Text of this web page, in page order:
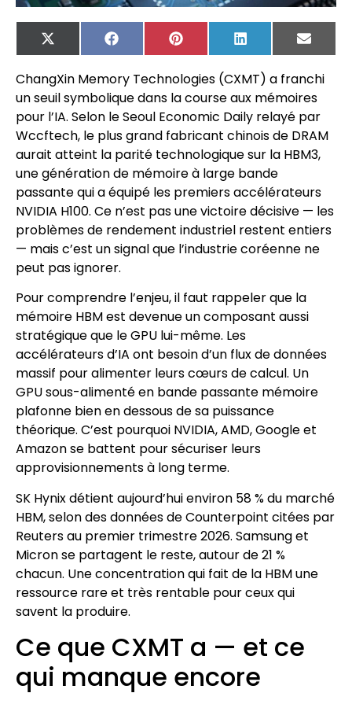
X
(Twitter)
FacebookPinterest LinkedIn
Email
ChangXin Memory Technologies (CXMT) a franchi
un seuil symbolique dans la course aux mémoires
pour l’IA. Selon le Seoul Economic Daily relayé par
Wccftech, le plus grand fabricant chinois de DRAM
aurait atteint la parité technologique sur la HBM3,
une génération de mémoire à large bande
passante qui a équipé les premiers accélérateurs
NVIDIA H100. Ce n’est pas une victoire décisive — les
problèmes de rendement industriel restent entiers
— mais c’est un signal que l’industrie coréenne ne
peut pas ignorer.
Pour comprendre l’enjeu, il faut rappeler que la
mémoire HBM est devenue un composant aussi
stratégique que le GPU lui-même. Les
accélérateurs d’IA ont besoin d’un flux de données
massif pour alimenter leurs cœurs de calcul. Un
GPU sous-alimenté en bande passante mémoire
plafonne bien en dessous de sa puissance
théorique. C’est pourquoi NVIDIA, AMD, Google et
Amazon se battent pour sécuriser leurs
approvisionnements à long terme.
SK Hynix détient aujourd’hui environ 58 % du marché
HBM, selon des données de Counterpoint citées par
Reuters au premier trimestre 2026. Samsung et
Micron se partagent le reste, autour de 21 %
chacun. Une concentration qui fait de la HBM une
ressource rare et très rentable pour ceux qui
savent la produire.
Ce que CXMT a — et ce
qui manque encore